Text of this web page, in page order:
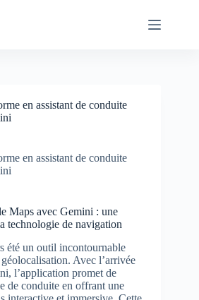
en assistant de conduite
en assistant de conduite
Maps avec Gemini : une
technologie de navigation
été un outil incontournable
Avec l’arrivée
l’application promet de
de conduite en offrant une